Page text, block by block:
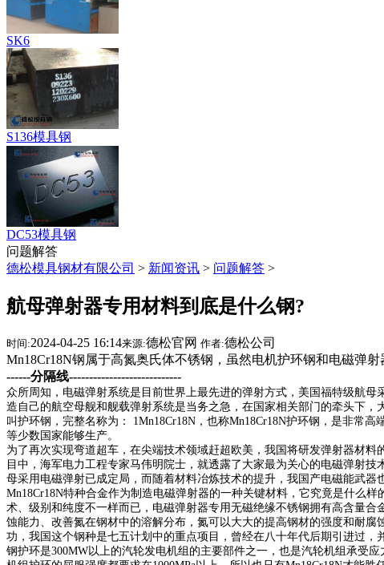
SK6
S136模具钢
DC53模具钢
问题解答
德松模具钢材有限公司 > 新闻资讯 > 问题解答 >
航母弹射器专用材料到底是什么钢?
时间:2024-04-25 16:14来源:德松官网 作者:德松公司
Mn18Cr18N钢属于高氮奥氏体不锈钢，虽然电机护环钢和电磁弹
------分隔线----------------------------
众所周知，电磁弹射系统是目前世界上最先进的弹射方式，美国福特级航
造自己的航空母舰和舰载弹射系统是当务之急，在国家相关部门的牵头下
叫护环钢，完整名称为： 1Mn18Cr18N，也称Mn18Cr18N护环钢，是非常
等少数国家能够生产。
为了再次实现弯道超车，在尖端技术领域赶超欧美，我国将研发弹射器材
目中，海军电力工程专家马伟明院士，就透露了大家最为关心的电磁弹射
母采用电磁弹射已成定局，而随着材料冶炼技术的提升，我国产电磁能武器
Mn18Cr18N特种合金作为制造电磁弹射器的一种关键材料，它究竟是什么
术、级别和纯度不一样而已，电磁弹射器专用无磁绝缘不锈钢拥有高含量
蚀能力、改善氮在钢材中的溶解分布，氮可以大大的提高钢材的强度和耐
功，我国这个钢种是七五计划中的重点项目，曾经在八十年代后期引进过
钢护环是300MW以上的汽轮发电机组的主要部件之一，也是汽轮机组承受